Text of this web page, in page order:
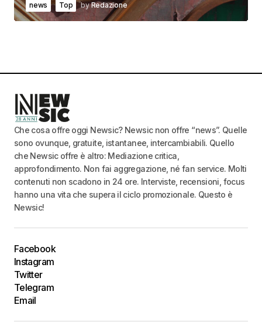
news Top byRedazione
Che cosa offre oggi Newsic? Newsic non offre “news”. Quelle
sono ovunque, gratuite, istantanee, intercambiabili. Quello
che Newsic offre è altro: Mediazione critica,
approfondimento. Non fai aggregazione, né fan service. Molti
contenuti non scadono in 24 ore. Interviste, recensioni, focus
hanno una vita che supera il ciclo promozionale. Questo è
Newsic!
Facebook
Instagram
Twitter
Telegram
Email